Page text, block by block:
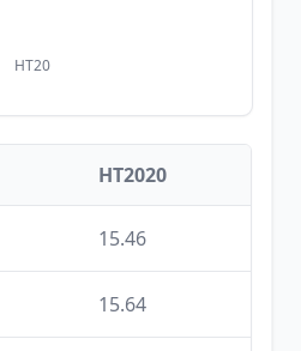
HT20
HT2020
15.46
15.64